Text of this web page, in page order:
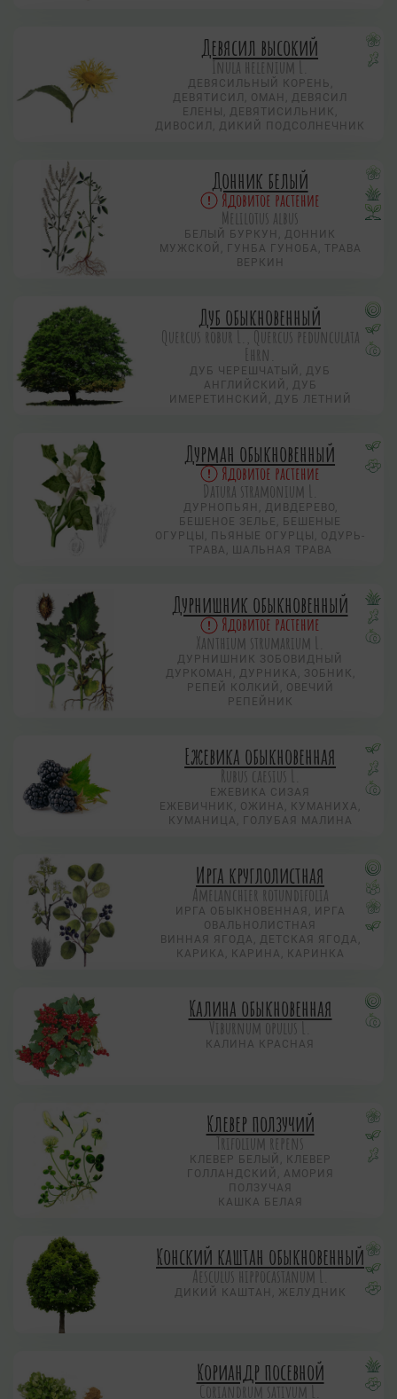
Девясил высокий
Inula helenium L.
ДЕВЯСИЛЬНЫЙ КОРЕНЬ,
ДЕВЯТИСИЛ, ОМАН, ДЕВЯСИЛ
ЕЛЕНЫ, ДЕВЯТИСИЛЬНИК,
ДИВОСИЛ, ДИКИЙ ПОДСОЛНЕЧНИК
Донник белый
Ядовитое растение
Melilotus albus
БЕЛЫЙ БУРКУН, ДОННИК
МУЖСКОЙ, ГУНБА ГУНОБА, ТРАВА
ВЕРКИН
Дуб обыкновенный
Quercus robur L., Quercus pedunculata
Ehrn.
ДУБ ЧЕРЕШЧАТЫЙ, ДУБ
АНГЛИЙСКИЙ, ДУБ
ИМЕРЕТИНСКИЙ, ДУБ ЛЕТНИЙ
Дурман обыкновенный
Ядовитое растение
Datura stramonium L.
ДУРНОПЬЯН, ДИВДЕРЕВО,
БЕШЕНОЕ ЗЕЛЬЕ, БЕШЕНЫЕ
ОГУРЦЫ, ПЬЯНЫЕ ОГУРЦЫ, ОДУРЬ-
ТРАВА, ШАЛЬНАЯ ТРАВА
Дурнишник обыкновенный
Ядовитое растение
Xanthium strumarium L.
ДУРНИШНИК ЗОБОВИДНЫЙ
ДУРКОМАН, ДУРНИКА, ЗОБНИК,
РЕПЕЙ КОЛКИЙ, ОВЕЧИЙ
РЕПЕЙНИК
Ежевика обыкновенная
Rubus caesius L.
ЕЖЕВИКА СИЗАЯ
ЕЖЕВИЧНИК, ОЖИНА, КУМАНИХА,
КУМАНИЦА, ГОЛУБАЯ МАЛИНА
Ирга круглолистная
Amelanchier rotundifolia
ИРГА ОБЫКНОВЕННАЯ, ИРГА
ОВАЛЬНОЛИСТНАЯ
ВИННАЯ ЯГОДА, ДЕТСКАЯ ЯГОДА,
КАРИКА, КАРИНА, КАРИНКА
Калина обыкновенная
Viburnum opulus L.
КАЛИНА КРАСНАЯ
Клевер ползучий
Trifolium repens
КЛЕВЕР БЕЛЫЙ, КЛЕВЕР
ГОЛЛАНДСКИЙ, АМОРИЯ
ПОЛЗУЧАЯ
КАШКА БЕЛАЯ
Конский каштан обыкновенный
Aesculus hippocastanum L.
ДИКИЙ КАШТАН, ЖЕЛУДНИК
Кориандр посевной
Coriandrum sativum L.